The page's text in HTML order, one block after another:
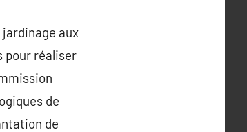
aux
pour réaliser
de
de